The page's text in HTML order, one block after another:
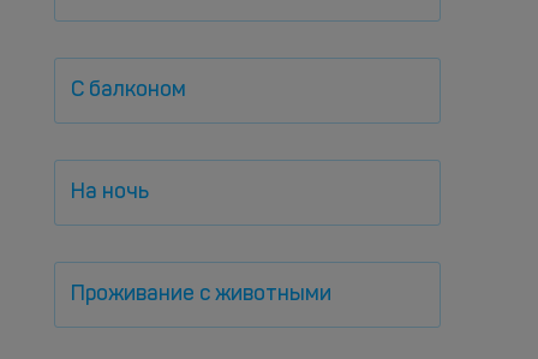
С балконом
На ночь
Проживание с животными